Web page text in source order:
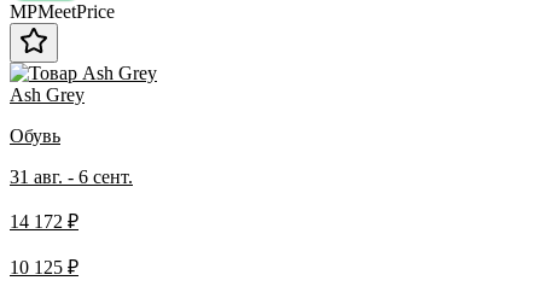
MPMeetPrice
Ash Grey
Обувь
31 авг. - 6 сент.
14 172 ₽
10 125 ₽